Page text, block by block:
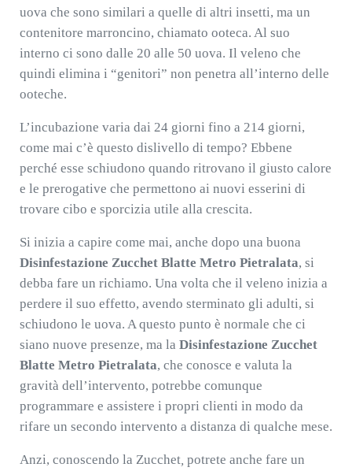
uova che sono similari a quelle di altri insetti, ma un
contenitore marroncino, chiamato ooteca. Al suo
interno ci sono dalle 20 alle 50 uova. Il veleno che
quindi elimina i “genitori” non penetra all’interno delle
ooteche.
L’incubazione varia dai 24 giorni fino a 214 giorni,
come mai c’è questo dislivello di tempo? Ebbene
perché esse schiudono quando ritrovano il giusto calore
e le prerogative che permettono ai nuovi esserini di
trovare cibo e sporcizia utile alla crescita.
Si inizia a capire come mai, anche dopo una buona
Disinfestazione Zucchet Blatte Metro Pietralata, si
debba fare un richiamo. Una volta che il veleno inizia a
perdere il suo effetto, avendo sterminato gli adulti, si
schiudono le uova. A questo punto è normale che ci
siano nuove presenze, ma la Disinfestazione Zucchet
Blatte Metro Pietralata, che conosce e valuta la
gravità dell’intervento, potrebbe comunque
programmare e assistere i propri clienti in modo da
rifare un secondo intervento a distanza di qualche mese.
Anzi, conoscendo la Zucchet, potrete anche fare un